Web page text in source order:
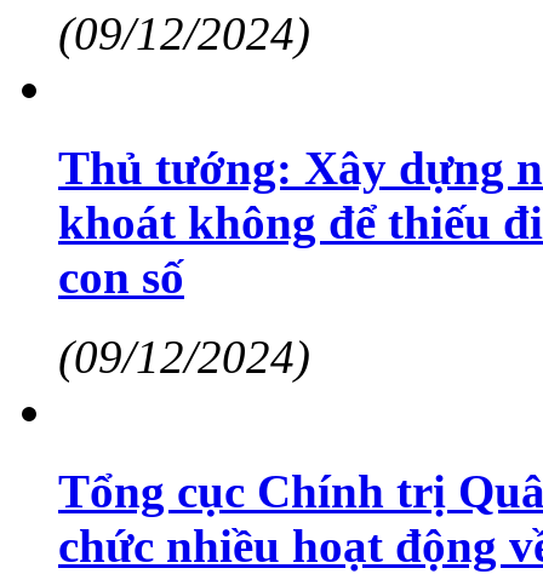
(09/12/2024)
Thủ tướng: Xây dựng
khoát không để thiếu
con số
(09/12/2024)
Tổng cục Chính trị
chức nhiều hoạt động